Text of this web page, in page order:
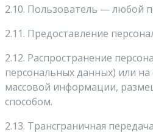
2.10. Пользователь — любой
2.11. Предоставление
2.12. Распространение
персональных данных) или
массовой информации,
способом.
2.13. Трансграничная